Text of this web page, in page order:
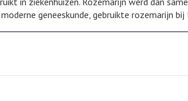
geneeskunde, gebruikte rozemarijn